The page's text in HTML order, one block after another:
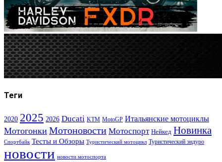
Теги
2020 2025 2026 Ducati KTM MotoGP Итальянские мотоциклы
Мотогонки Мотоновости Мотоспорт Нейкед Новинка
Спортбайк Тесты и Обзоры Туристический мотоцикл Туристический эндуро
новости новости мотоспорта